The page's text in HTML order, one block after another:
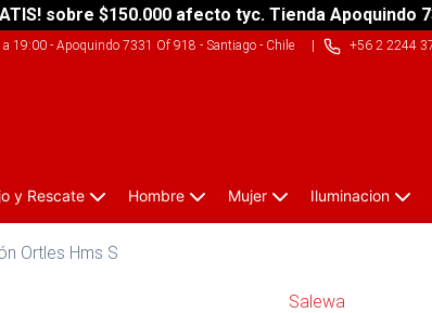
sobre $150.000 afecto tyc. Tienda Apoquindo
a 19:00- Apoquindo 7331 Of 918 - Santiago - Chile| +56 2 2244
y Rescate Hombre Mujer Iluminacion
Ortles Hms S
Salewa